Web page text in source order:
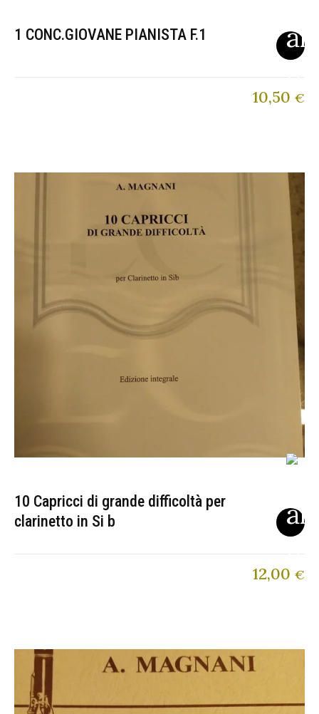
1 CONC.GIOVANE PIANISTA F.1
10,50 €
10 Capricci di grande difficoltà per
clarinetto in Si b
12,00 €